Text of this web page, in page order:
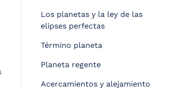
Los planetas y la ley de las
elipses perfectas
Término planeta
Planeta regente
Acercamientos y alejamiento